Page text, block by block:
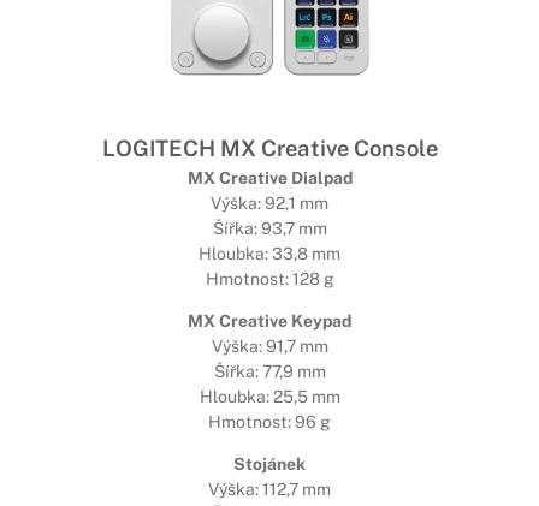
LOGITECH MX Creative Console
MX Creative Dialpad
Výška: 92,1 mm
Šířka: 93,7 mm
Hloubka: 33,8 mm
Hmotnost: 128 g
MX Creative Keypad
Výška: 91,7 mm
Šířka: 77,9 mm
Hloubka: 25,5 mm
Hmotnost: 96 g
Stojánek
Výška: 112,7 mm